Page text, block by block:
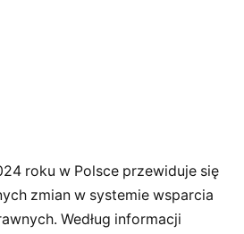
roku w Polsce przewiduje się
zmian w systemie wsparcia
Według informacji